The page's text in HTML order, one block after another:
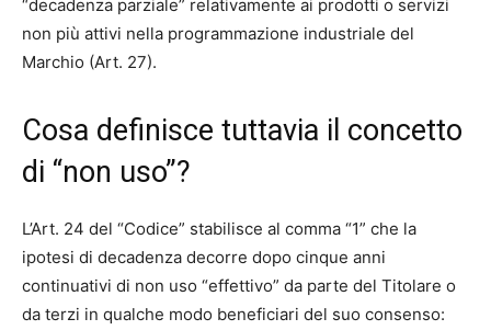
“decadenza parziale” relativamente ai prodotti o servizi
non più attivi nella programmazione industriale del
Marchio (Art. 27).
Cosa definisce tuttavia il concetto
di “non uso”?
L’Art. 24 del “Codice” stabilisce al comma “1” che la
ipotesi di decadenza decorre dopo cinque anni
continuativi di non uso “effettivo” da parte del Titolare o
da terzi in qualche modo beneficiari del suo consenso: